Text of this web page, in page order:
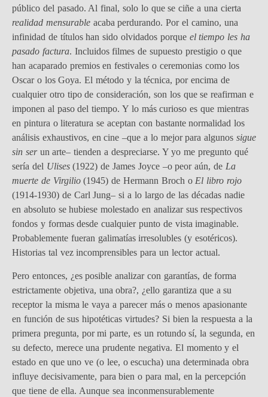
público del pasado. Al final, solo lo que se ciñe a una cierta
realidad mensurableacaba perdurando. Por el camino, una
infinidad de títulos han sido olvidados porque el tiempo les ha
pasado factura. Incluidos filmes de supuesto prestigio o que
han acaparado premios en festivales o ceremonias como los
Oscar o los Goya. El método y la técnica, por encima de
cualquier otro tipo de consideración, son los que se reafirman e
imponen al paso del tiempo. Y lo más curioso es que mientras
en pintura o literatura se aceptan con bastante normalidad los
análisis exhaustivos, en cine –que a lo mejor para algunos sigue
sin serun arte– tienden a despreciarse. Y yo me pregunto qué
sería del Ulises(1922) de James Joyce –o peor aún, de La
muerte de Virgilio(1945) de Hermann Broch o El libro rojo
(1914-1930) de Carl Jung– si a lo largo de las décadas nadie
en absoluto se hubiese molestado en analizar sus respectivos
fondos y formas desde cualquier punto de vista imaginable.
Probablemente fueran galimatías irresolubles (y esotéricos).
Historias tal vez incomprensibles para un lector actual.
Pero entonces, ¿es posible analizar con garantías, de forma
estrictamente objetiva, una obra?, ¿ello garantiza que a su
receptor la misma le vaya a parecer más o menos apasionante
en función de sus hipotéticas virtudes? Si bien la respuesta a la
primera pregunta, por mi parte, es un rotundo sí, la segunda, en
su defecto, merece una prudente negativa. El momento y el
estado en que uno ve (o lee, o escucha) una determinada obra
influye decisivamente, para bien o para mal, en la percepción
que tiene de ella. Aunque sea inconmensurablemente